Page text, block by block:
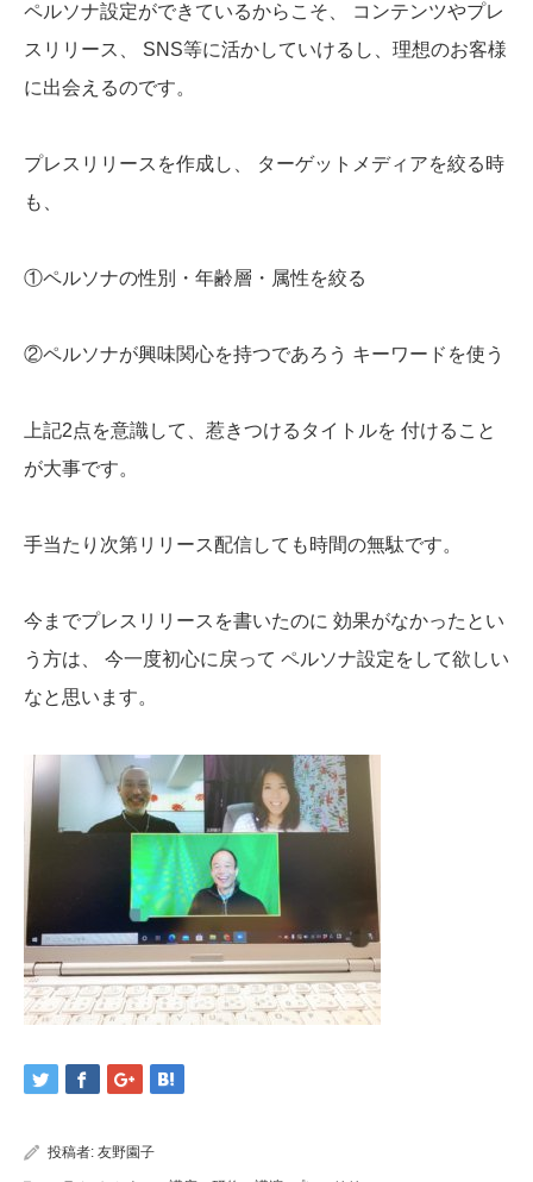
ペルソナ設定ができているからこそ、
コンテンツやプレ
スリリース、
SNS等に活かしていけるし、理想のお客様
に出会えるのです。
プレスリリースを作成し、
ターゲットメディアを絞る時
も、
①ペルソナの性別・年齢層・属性を絞る
②ペルソナが興味関心を持つであろう キーワードを使う
上記2点を意識して、惹きつけるタイトルを 付けること
が大事です。
手当たり次第リリース配信しても時間の無駄です。
今までプレスリリースを書いたのに 効果がなかったとい
う方は、
今一度初心に戻って ペルソナ設定をして欲しい
なと思います。
投稿者: 友野園子